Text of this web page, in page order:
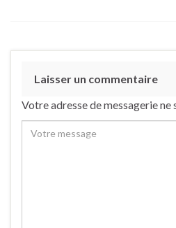
Laisser un commentaire
Votre adresse de messagerie ne